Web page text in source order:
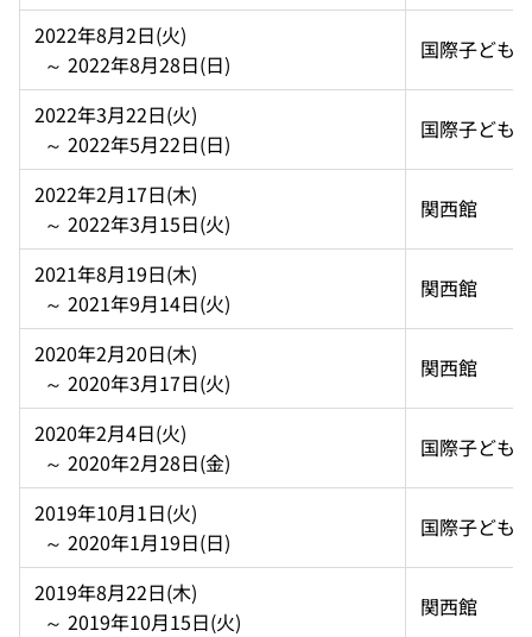
2022年8月2日(火)
  ～ 2022年8月28日(日)
国際子ども
2022年3月22日(火)
  ～ 2022年5月22日(日)
国際子ども
2022年2月17日(木)
  ～ 2022年3月15日(火)
関西館
2021年8月19日(木)
  ～ 2021年9月14日(火)
関西館
2020年2月20日(木)
  ～ 2020年3月17日(火)
関西館
2020年2月4日(火)
  ～ 2020年2月28日(金)
国際子ども
2019年10月1日(火)
  ～ 2020年1月19日(日)
国際子ども
2019年8月22日(木)
  ～ 2019年10月15日(火)
関西館